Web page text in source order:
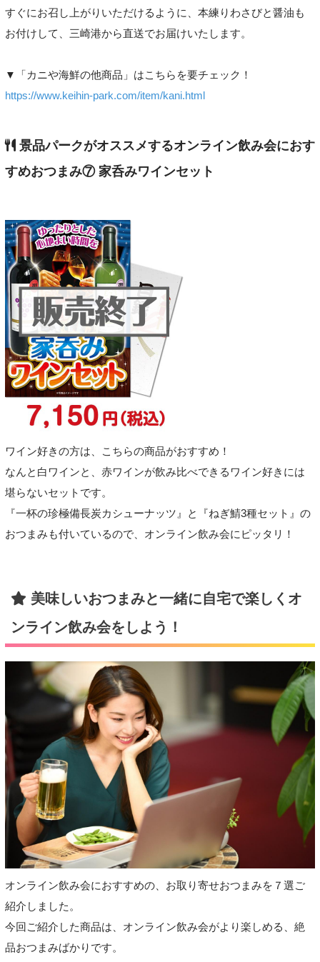
すぐにお召し上がりいただけるように、本練りわさびと醤油も
お付けして、三崎港から直送でお届けいたします。
▼「カニや海鮮の他商品」はこちらを要チェック！
https://www.keihin-park.com/item/kani.html
景品パークがオススメするオンライン飲み会におす
すめおつまみ⑦ 家呑みワインセット
ワイン好きの方は、こちらの商品がおすすめ！
なんと白ワインと、赤ワインが飲み比べできるワイン好きには
堪らないセットです。
『一杯の珍極備長炭カシューナッツ』と『ねぎ鯖3種セット』の
おつまみも付いているので、オンライン飲み会にピッタリ！
美味しいおつまみと一緒に自宅で楽しくオ
ンライン飲み会をしよう！
オンライン飲み会におすすめの、お取り寄せおつまみを７選ご
紹介しました。
今回ご紹介した商品は、オンライン飲み会がより楽しめる、絶
品おつまみばかりです。